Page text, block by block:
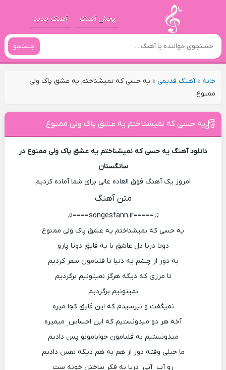
پخش آهنگ آهنگ جدید
جستجو
خانه»آهنگ قدیمی» یه حسی که نمیشناختم یه عشق پاک ولی
ممنوع
یه حسی که نمیشناختم یه عشق پاک ولی ممنوع
دانلود آهنگ یه حسی که نمیشناختم یه عشق پاک ولی ممنوع در
سانگستان
امروز یک آهنگ فوق العاده عالی برای شما آماده کردیم
متن آهنگ
♫=====songestann.ir====♫
یه حسی که نمیشناختم یه عشق پاک ولی ممنوع
دوتا دریا دل عاشق با یه قایق دوتا پارو
به دور از چشم یه دنیا تا قلبامون سفر کردیم
تا مرزی که دیگه هرگز نمیتونیم برگردیم
نمیتونیم برگردیم
نمیگفت و نپرسیدم که این قایق کجا میره
آخه هر دو میدونستیم که این احساس ِ میمیره
میدونستیم به قلبامون جوابامونو پس دادیم
ما خیلی وقته دور از هم به هم دیگه نفس دادیم
رو آب ِ آبی ِ دریا به فکر ساختن خونه ست